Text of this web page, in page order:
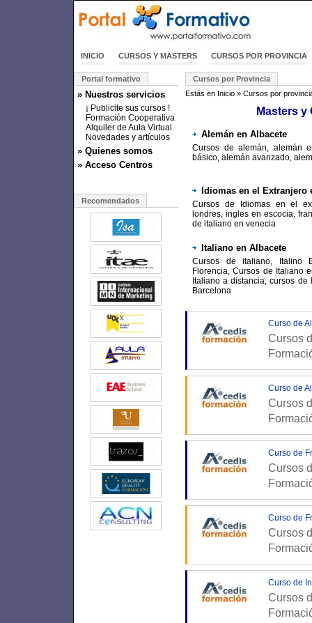
INICIO CURSOS Y MASTERS CURSOS POR PROVINCIA
Portal formativo
» Nuestros servicios
¡ Publicite sus cursos !
Formación Cooperativa
Alquiler de Aula Virtual
Novedades y artículos
» Quienes somos
» Acceso Centros
Recomendados
Cursos por Provincia
Estás en Inicio » Cursos por
Masters
Alemán en Albacete
Cursos de alemán, alemán
básico, alemán avanzado,
Idiomas en el Extranjero
Cursos de Idiomas en el
londres, ingles en escocia,
de italiano en venecia
Italiano en Albacete
Cursos de italiano, Italino
Florencia, Cursos de Italiano
Italiano a distancia, cursos de
Barcelona
Curso de
Cursos
Curso de
Cursos
Curso de
Cursos
Curso de
Cursos
Curso de
Cursos